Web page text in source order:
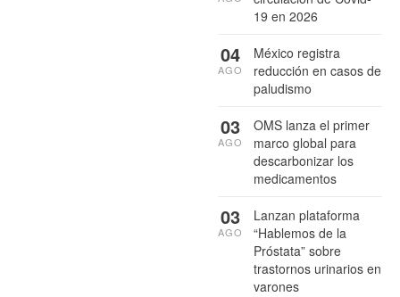
19 en 2026
México registra
reducción en casos de
paludismo
04
AGO
OMS lanza el primer
marco global para
descarbonizar los
medicamentos
03
AGO
Lanzan plataforma
“Hablemos de la
Próstata” sobre
trastornos urinarios en
varones
03
AGO